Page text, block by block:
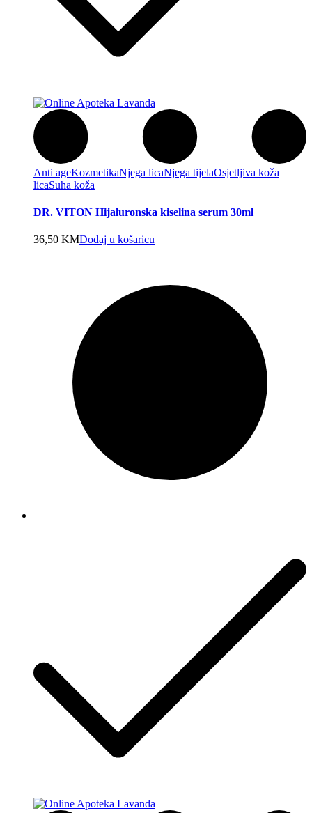
Anti ageKozmetikaNjega licaNjega tijelaOsjetljiva koža
licaSuha koža
DR. VITON Hijaluronska kiselina serum 30ml
36,50 KMDodaj u košaricu